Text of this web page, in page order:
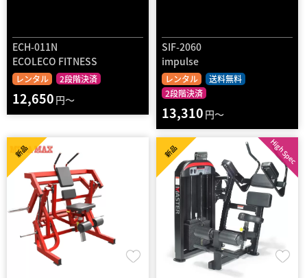
ECH-011N
ECOLECO FITNESS
レンタル 2段階決済
12,650 円～
SIF-2060
impulse
レンタル
送料無料
2段階決済
13,310 円～
新品 High Spec
新品